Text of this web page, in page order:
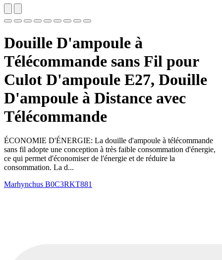
Douille D'ampoule à
Télécommande sans Fil pour
Culot D'ampoule E27, Douille
D'ampoule à Distance avec
Télécommande
ÉCONOMIE D'ÉNERGIE: La douille d'ampoule à télécommande
sans fil adopte une conception à très faible consommation d'énergie,
ce qui permet d'économiser de l'énergie et de réduire la
consommation. La d...
Marhynchus B0C3RKT881